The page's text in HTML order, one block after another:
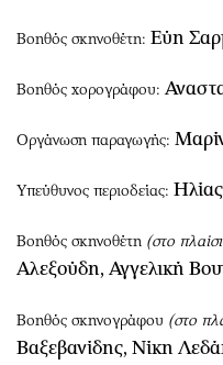
Βοηθός σκηνοθέτη: Εύη
Βοηθός χορογράφου:
Οργάνωση παραγωγής:
Υπεύθυνος περιοδείας:
Βοηθός σκηνοθέτη (στο
Αλεξούδη, Αγγελική
Βοηθός σκηνογράφου (στο
Βαξεβανίδης, Νίκη